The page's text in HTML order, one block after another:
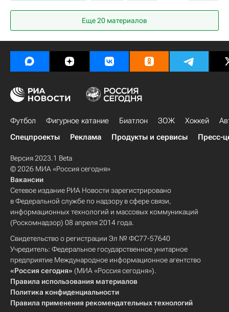
трансфер
локаут НХЛ
ХИФК Хельсинки
Еще 20 материалов
Футбол Фигурное катание Биатлон ЗОЖ Хоккей
Спецпроекты
Реклама Продукты и сервисы Пресс-
Версия 2023.1 Beta
© 2026 МИА «Россия сегодня»
Вакансии
Сетевое издание РИА Новости зарегистрировано
в Федеральной службе по надзору в сфере связи,
информационных технологий и массовых коммуникаций
(Роскомнадзор) 08 апреля 2014 года.
Свидетельство о регистрации Эл № ФС77-57640
Учредитель: Федеральное государственное унитарное
предприятие Международное информационное агентство
«Россия сегодня» (МИА «Россия сегодня»).
Правила использования материалов
Политика конфиденциальности
Правила применения рекомендательных технологий